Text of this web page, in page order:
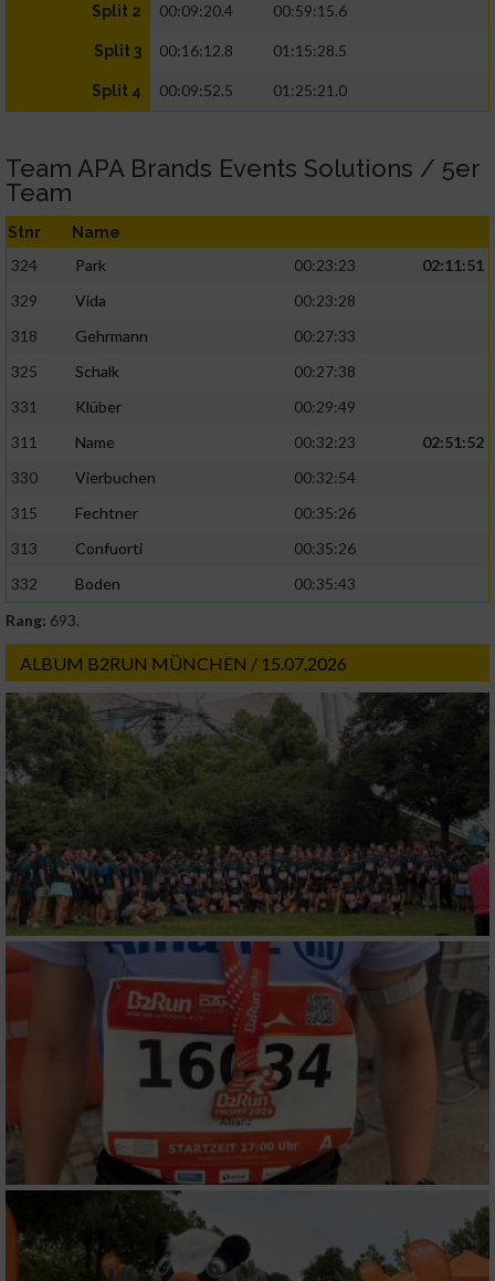
Split 2 00:09:20.4 00:59:15.6
Split 3 00:16:12.8 01:15:28.5
Split 4 00:09:52.5 01:25:21.0
Team APA Brands Events Solutions / 5er
Team
Stnr Name
324 Park 00:23:23
02:11:51
329
Vida
00:23:28
318
Gehrmann
00:27:33
325
Schalk
00:27:38
331
Klüber
00:29:49
311
Name 00:32:23
02:51:52
330
Vierbuchen
00:32:54
315
Fechtner
00:35:26
313
Confuorti
00:35:26
332
Boden
00:35:43
Rang: 693.
ALBUM B2RUN MÜNCHEN / 15.07.2026